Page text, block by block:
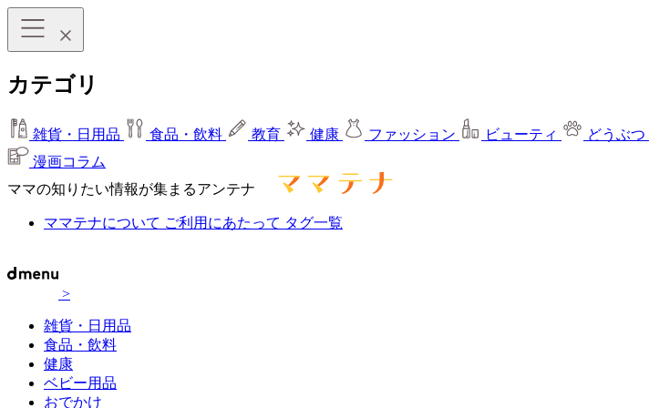
カテゴリ
雑貨・日用品 食品・飲料 教育 健康 ファッション ビューティ どうぶつ
漫画コラム
ママの知りたい情報が集まるアンテナ
ママテナについて ご利用にあたって タグ一覧
>
雑貨・日用品
食品・飲料
健康
ベビー用品
おでかけ